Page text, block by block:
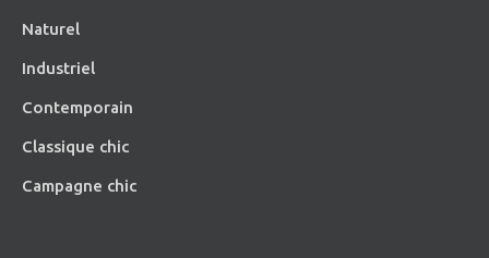
Naturel
Industriel
Contemporain
Classique chic
Campagne chic